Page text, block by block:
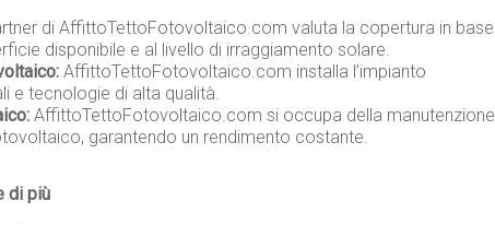
di AffittoTettoFotovoltaico.com valuta la copertura in base
disponibile e al livello di irraggiamento solare.
AffittoTettoFotovoltaico.com installa l’impianto
e tecnologie di alta qualità.
AffittoTettoFotovoltaico.com si occupa della manutenzione
garantendo un rendimento costante.
di più